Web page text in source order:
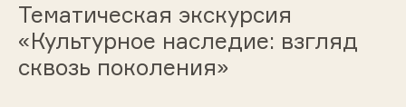
Тематическая экскурсия
«Культурное наследие: взгляд
сквозь поколения»